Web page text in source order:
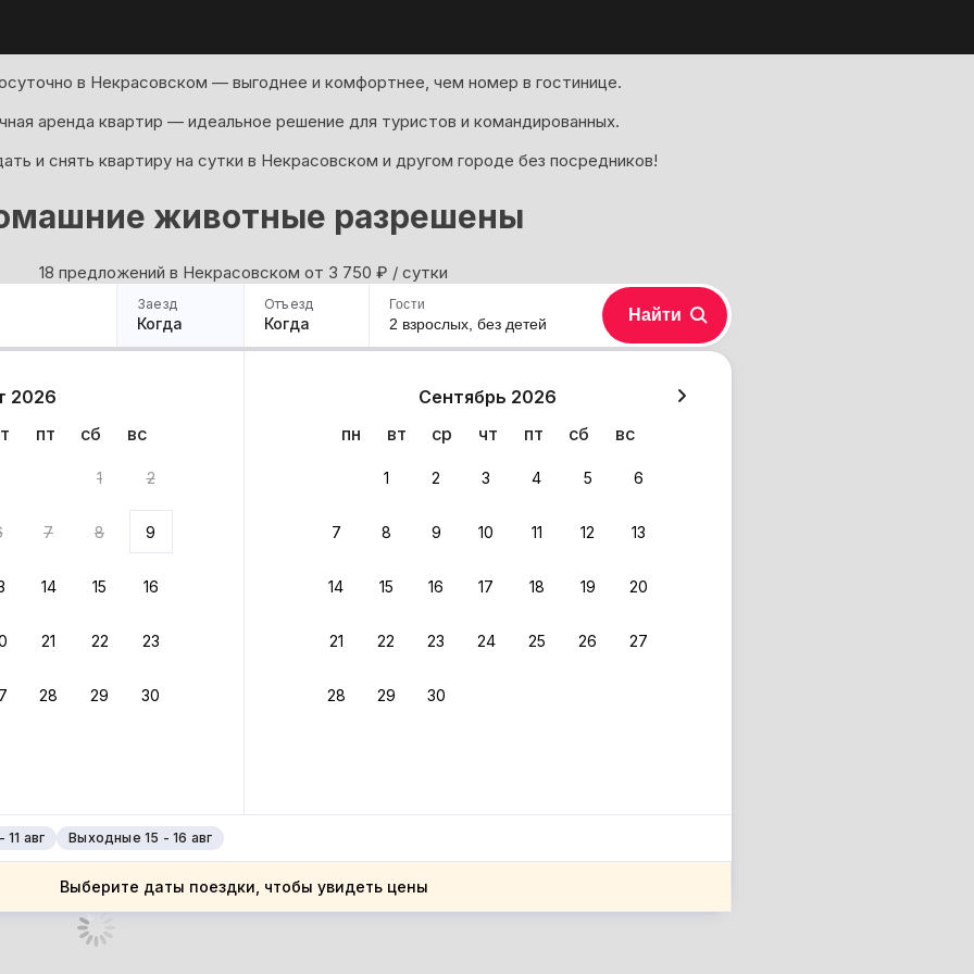
в Некрасовском — выгоднее и комфортнее, чем номер в гостинице.
аренда квартир — идеальное решение для туристов и командированных.
и снять квартиру на сутки в Некрасовском и другом городе без посредников!
животные разрешены
18 предложений в Некрасовском oт 3 750 ₽ / сутки
Заезд
Когда
Отъезд
Когда
2026
пт сб вс
1 2
7 8 9
14 15 16
21 22 23
28 29 30
Сентябрь 2026
пн
вт ср чт пт сб вс
1 2 3 4 5 6
7 8 9 10 11 12 13
14 15 16 17 18 19 20
21 22 23 24 25 26 27
28 29 30
11 авг Выходные 15 - 16 авг
Выберите даты поездки, чтобы увидеть цены
Гости
2 взрослых, без детей Найти
4%